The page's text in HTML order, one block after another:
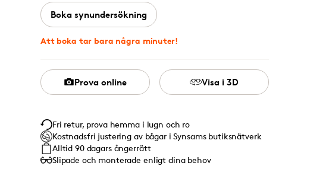
Boka synundersökning
Att boka tar bara några minuter!
Prova online Visa i 3D
Fri retur, prova hemma i lugn och ro
Kostnadsfri justering av bågar i Synsams butiksnätverk
Alltid 90 dagars ångerrätt
Slipade och monterade enligt dina behov